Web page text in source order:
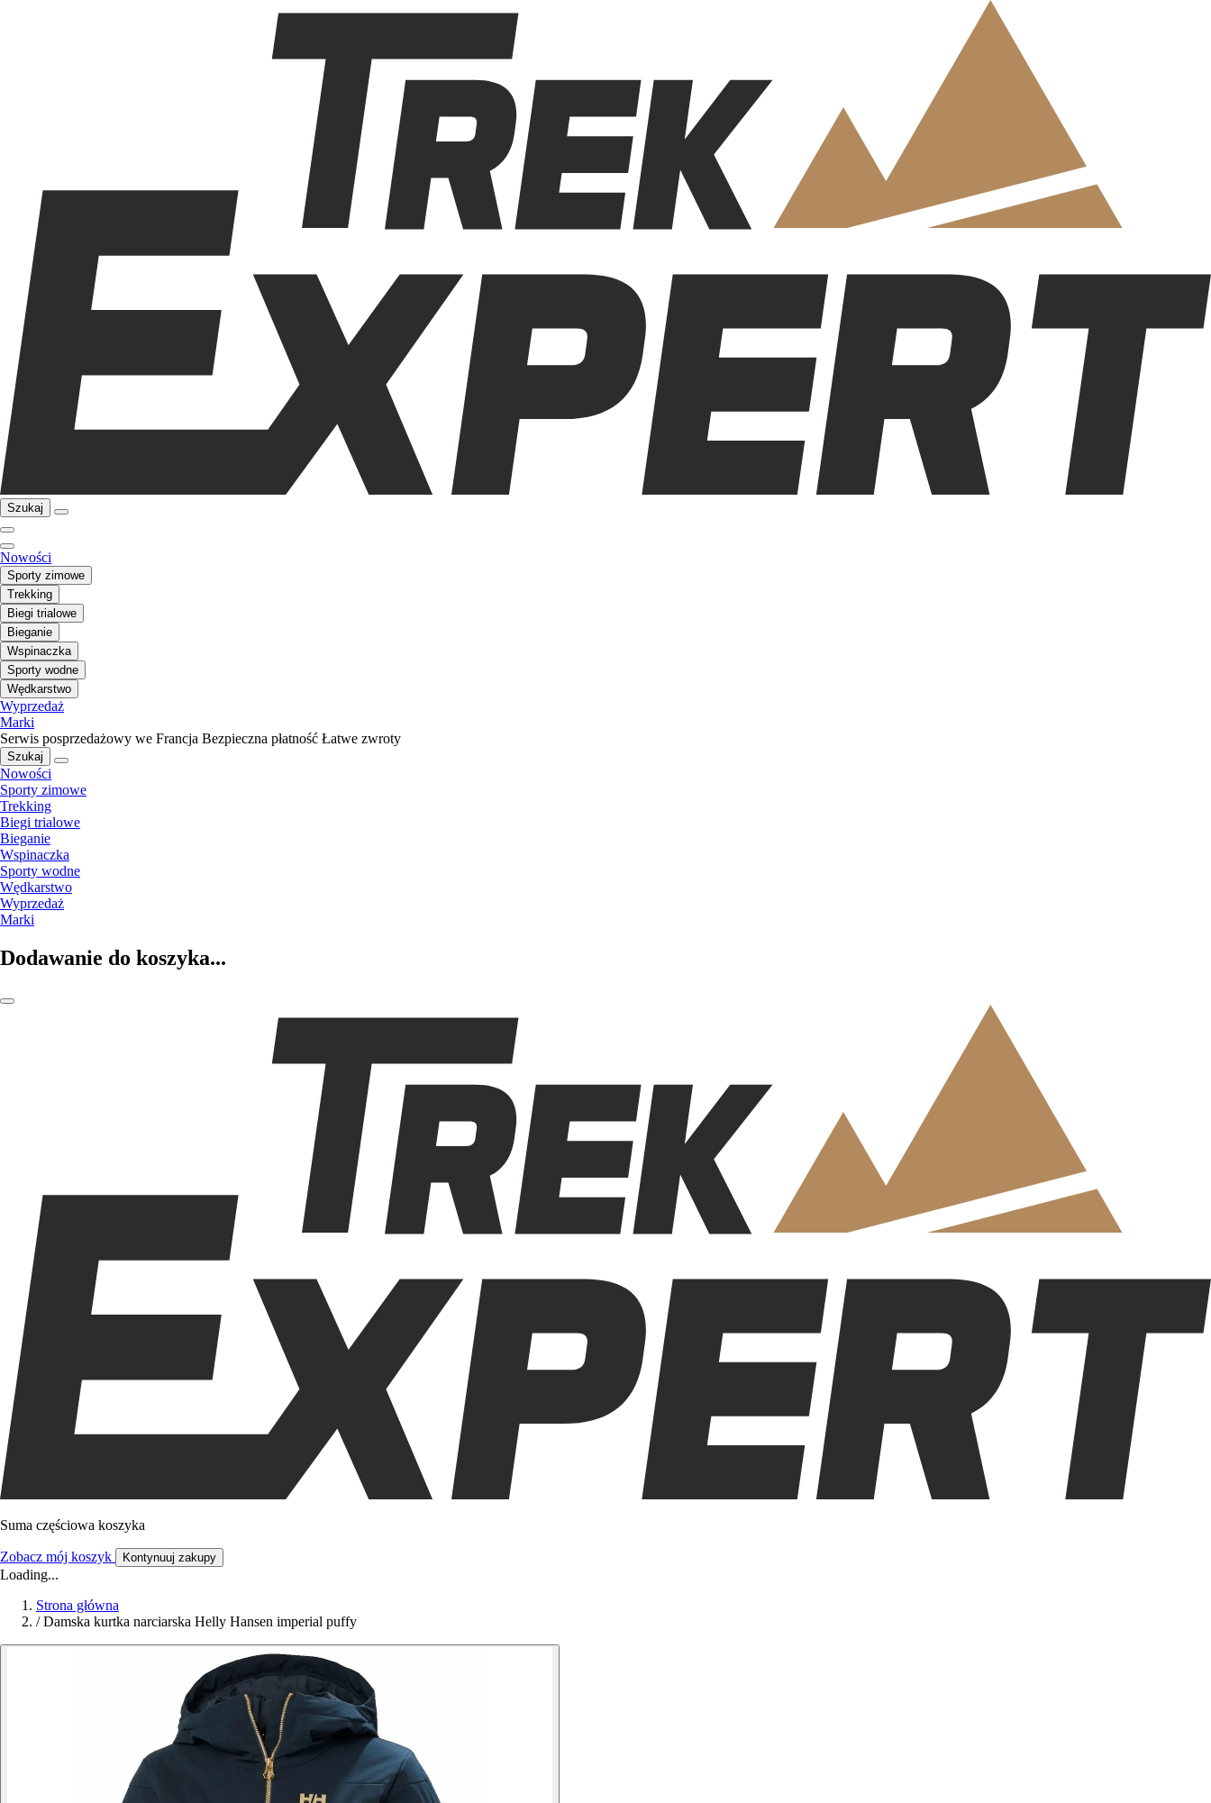
Szukaj
Nowości
Sporty zimowe
Trekking
Biegi trialowe
Bieganie
Wspinaczka
Sporty wodne
Wędkarstwo
Wyprzedaż
Marki
Serwis posprzedażowy we Francja Bezpieczna płatność Łatwe zwroty
Szukaj
Nowości
Sporty zimowe
Trekking
Biegi trialowe
Bieganie
Wspinaczka
Sporty wodne
Wędkarstwo
Wyprzedaż
Marki
Dodawanie do koszyka...
Suma częściowa koszyka
Zobacz mój koszyk Kontynuuj zakupy
Loading...
Strona główna
/ Damska kurtka narciarska Helly Hansen imperial puffy